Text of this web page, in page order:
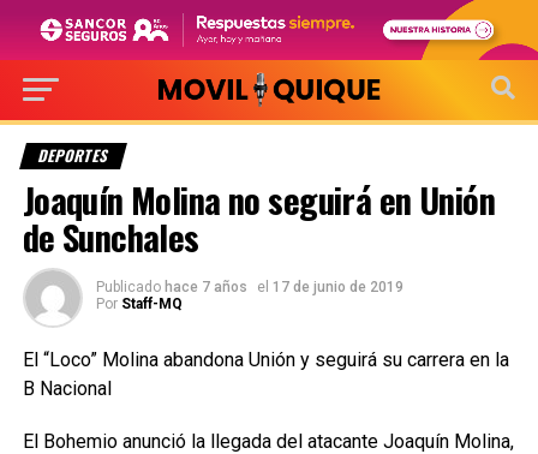
DEPORTES
Joaquín Molina no seguirá en Unión
de Sunchales
Publicado hace 7 años el 17 de junio de 2019
Por Staff-MQ
El “Loco” Molina abandona Unión y seguirá su carrera en la
B Nacional
El Bohemio anunció la llegada del atacante Joaquín Molina,